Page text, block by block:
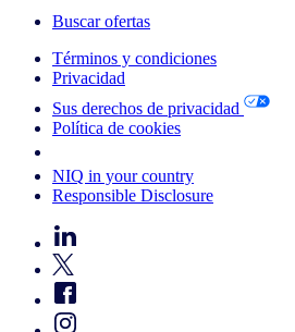
Buscar ofertas
Términos y condiciones
Privacidad
Sus derechos de privacidad
Política de cookies
NIQ in your country
Responsible Disclosure